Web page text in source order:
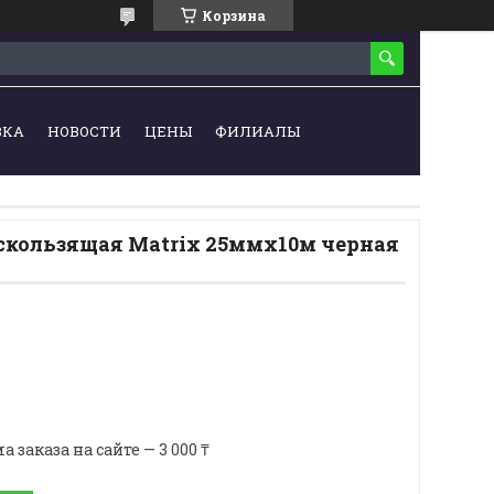
Корзина
НОВОСТИ ЦЕНЫ ФИЛИАЛЫ
Matrix 25ммх10м черная
на сайте — 3 000 ₸